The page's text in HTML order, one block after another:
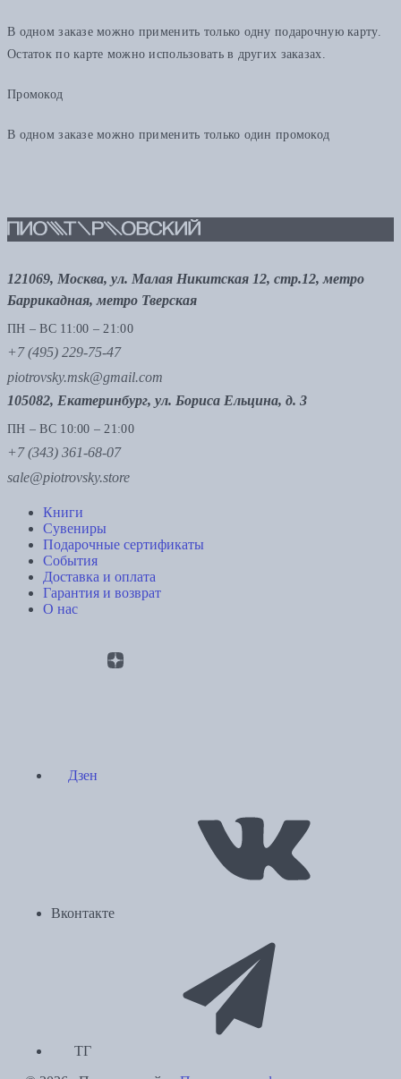
В одном заказе можно применить только одну подарочную карту.
Остаток по карте можно использовать в других заказах.
Промокод
В одном заказе можно применить только один промокод
121069, Москва, ул. Малая Никитская 12, стр.12, метро
Баррикадная, метро Тверская
ПН – ВС 11:00 – 21:00
+7 (495) 229-75-47
piotrovsky.msk@gmail.com
105082, Екатеринбург, ул. Бориса Ельцина, д. 3
ПН – ВС 10:00 – 21:00
+7 (343) 361-68-07
sale@piotrovsky.store
Книги
Сувениры
Подарочные сертификаты
События
Доставка и оплата
Гарантия и возврат
О нас
Дзен
Вконтакте
ТГ